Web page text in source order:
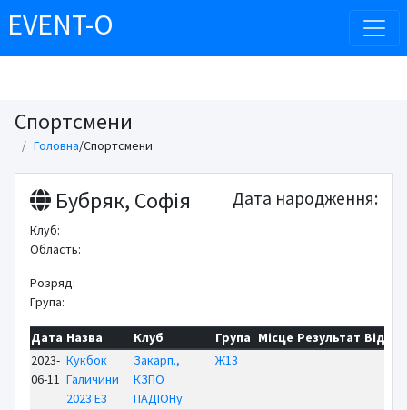
EVENT-O
Спортсмени
Головна/Спортсмени
Бубряк, Софія Дата народження:
Клуб:
Область:
Розряд:
Група:
Дата Назва Клуб Група Місце Результат Відст
2023-
06-11
Кукбок
Галичини
2023 E3
Закарп.,
КЗПО
ПАДІОНу
Ж13